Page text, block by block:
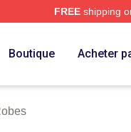
FREEshipping
Boutique Acheter